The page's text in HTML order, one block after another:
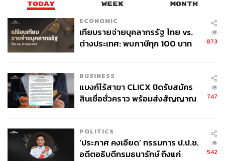
TODAY WEEK MONTH
ECONOMIC
เทียบรายจ่ายบุคลากรรัฐ ไทย vs.
ต่างประเทศ: พบภาษีทุก 100 บาท
873
BUSINESS
แบงก์ไร้สาขา CLICX ปิดรับสมัคร
สินเชื่อชั่วคราว พร้อมส่งสัญญาณ
747
POLITICS
‘ประภาศ คงเอียด’ กรรมการ ป.ป.ช.
อดีตอธิบดีกรมธนารักษ์ ถึงแก่
542